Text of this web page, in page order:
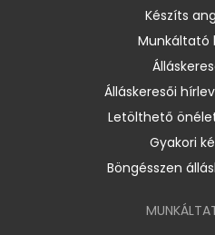
Készíts
Munkáltató
Álláskeresői
Letölthető
Gyakori
Böngésszen